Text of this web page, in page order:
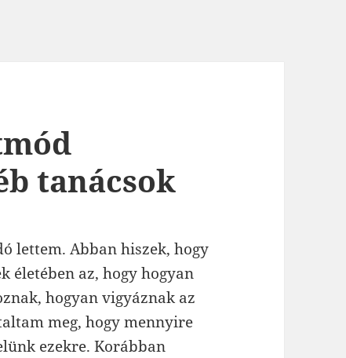
tanácsok
lettem. Abban hiszek, hogy
életében az, hogy hogyan
hogyan vigyáznak az
meg, hogy mennyire
ezekre. Korábban